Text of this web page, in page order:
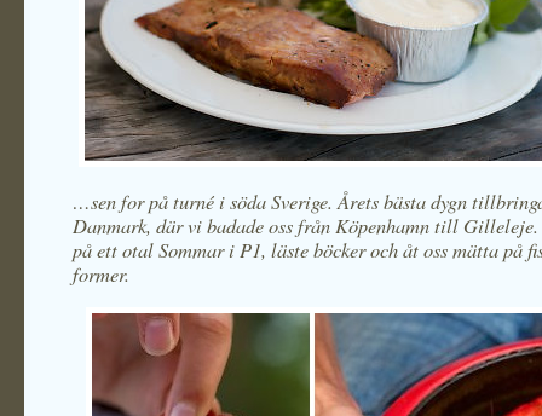
…sen for på turné i söda Sverige. Årets bästa dygn
Danmark, där vi badade oss från Köpenhamn till Gilleleje.
på ett otal Sommar i P1, läste böcker och åt oss mätta på
former.